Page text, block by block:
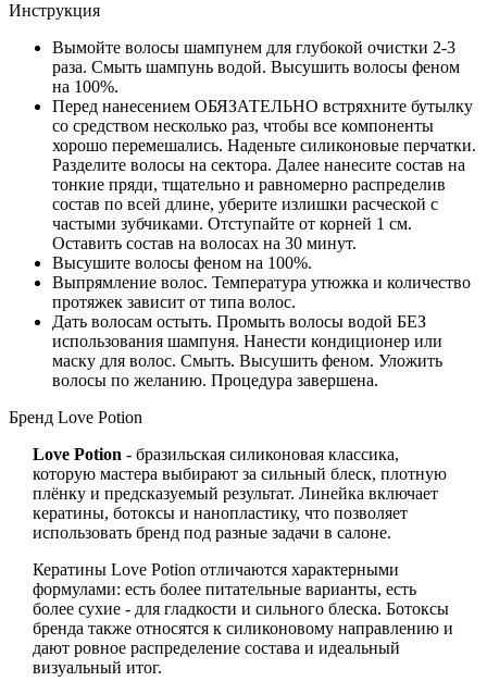
Инструкция
Вымойте волосы шампунем для глубокой очистки 2-3
раза. Смыть шампунь водой. Высушить волосы феном
на 100%.
Перед нанесением ОБЯЗАТЕЛЬНО встряхните бутылку
со средством несколько раз, чтобы все компоненты
хорошо перемешались. Наденьте силиконовые перчатки.
Разделите волосы на сектора. Далее нанесите состав на
тонкие пряди, тщательно и равномерно распределив
состав по всей длине, уберите излишки расческой с
частыми зубчиками. Отступайте от корней 1 см.
Оставить состав на волосах на 30 минут.
Высушите волосы феном на 100%.
Выпрямление волос. Температура утюжка и количество
протяжек зависит от типа волос.
Дать волосам остыть. Промыть волосы водой БЕЗ
использования шампуня. Нанести кондиционер или
маску для волос. Смыть. Высушить феном. Уложить
волосы по желанию. Процедура завершена.
Бренд Love Potion
Love Potion - бразильская силиконовая классика,
которую мастера выбирают за сильный блеск, плотную
плёнку и предсказуемый результат. Линейка включает
кератины, ботоксы и нанопластику, что позволяет
использовать бренд под разные задачи в салоне.
Кератины Love Potion отличаются характерными
формулами: есть более питательные варианты, есть
более сухие - для гладкости и сильного блеска. Ботоксы
бренда также относятся к силиконовому направлению и
дают ровное распределение состава и идеальный
визуальный итог.